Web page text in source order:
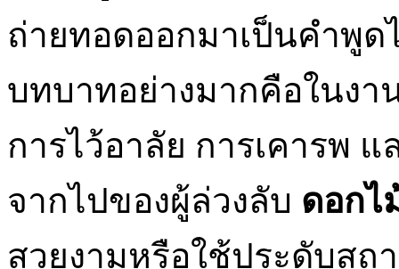
ถ่ายทอดออกมาเป็นคำพู
บทบาทอย่างมากคือในงา
การไว้อาลัย การเคารพ
จากไปของผู้ล่วงลับ ดอกไ
สวยงามหรือใช้ประดับสถ